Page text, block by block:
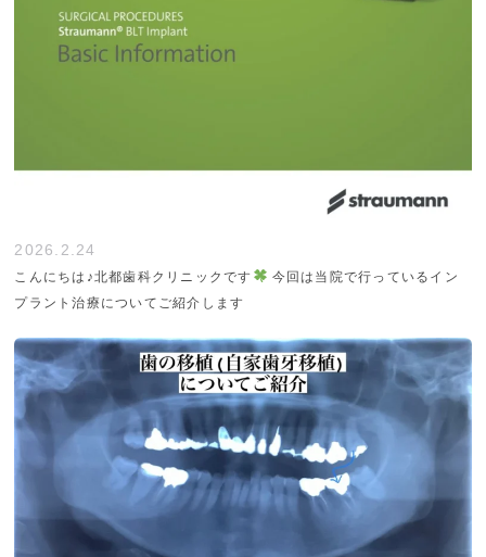
2026.2.24
こんにちは♪北都歯科クリニックです
今回は当院で行っているイン
プラント治療についてご紹介します